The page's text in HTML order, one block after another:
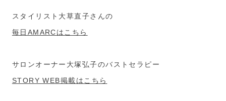
スタイリスト大草直子さんの
毎日AMARCはこちら
サロンオーナー大塚弘子のバストセラピー
STORY WEB掲載はこちら